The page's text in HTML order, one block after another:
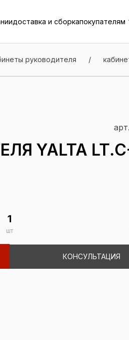
доставка и сборкапокупателям
руководителя /
YALTA
шт
КОНСУЛЬТАЦИЯ